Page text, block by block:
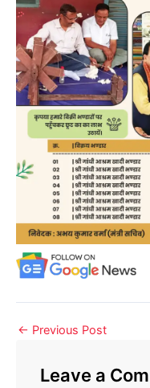
← Previous Post
Leave a